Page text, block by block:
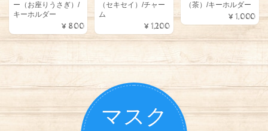
ー（お座りうさぎ）/
キーホルダー
¥800
（セキセイ）/チャー
ム
¥1,200
（茶）/キーホルダー
¥1,000
マスク